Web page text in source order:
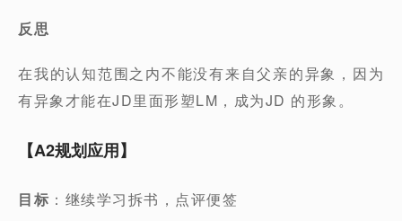
反思
在我的认知范围之内不能没有来自父亲的异象，因为
有异象才能在JD里面形塑LM，成为JD 的形象。
【A2规划应用】
目标 ：继续学习拆书，点评便签